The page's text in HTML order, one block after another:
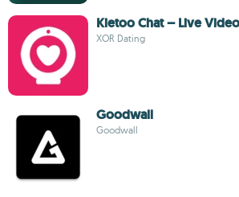
Kietoo Chat – Live
XOR Dating
Goodwall
Goodwall